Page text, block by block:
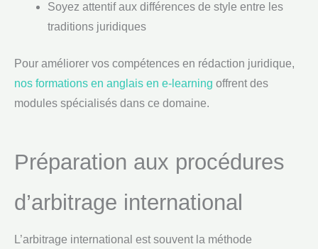
Soyez attentif aux différences de style entre les
traditions juridiques
Pour améliorer vos compétences en rédaction juridique,
nos formations en anglais en e-learning offrent des
modules spécialisés dans ce domaine.
Préparation aux procédures
d’arbitrage international
L’arbitrage international est souvent la méthode